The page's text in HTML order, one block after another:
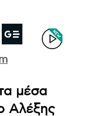
μέσα
Αλέξης